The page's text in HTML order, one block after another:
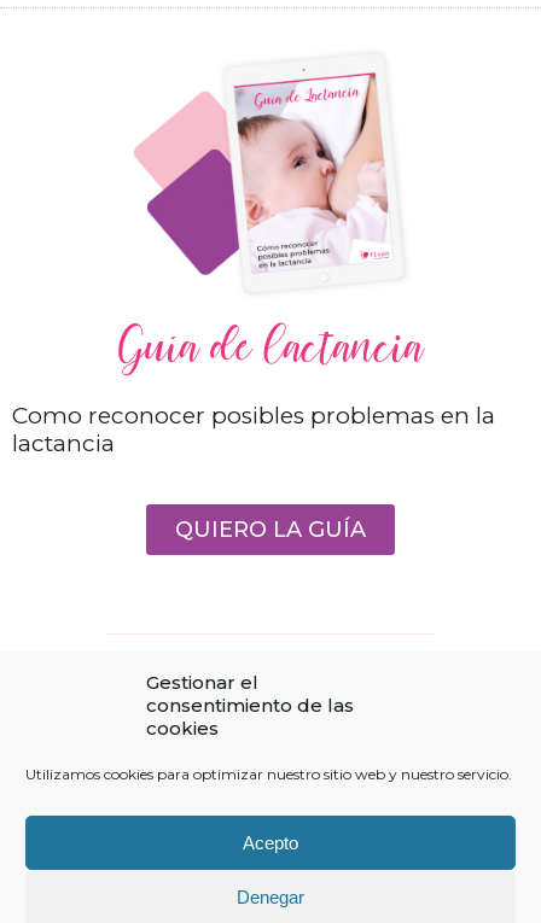
Gestionar el
consentimiento de las
cookies
Utilizamos cookies para optimizar nuestro sitio web y nuestro servicio.
Acepto
Denegar
Guía de lactancia
Como reconocer posibles problemas en la
lactancia
QUIERO LA GUÍA
Política de cookies
Contacto